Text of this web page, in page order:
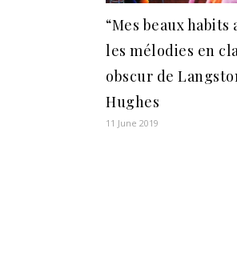
“Mes beaux habits
les mélodies en
obscur de
Hughes
11 June 2019